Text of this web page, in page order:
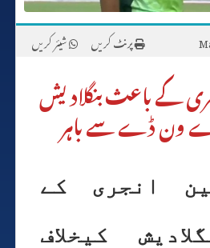
پرنٹ کریں شیئر کریں
کے باعث بنگلادیش
ون ڈے سے باہر
انجری کے
کیخلاف